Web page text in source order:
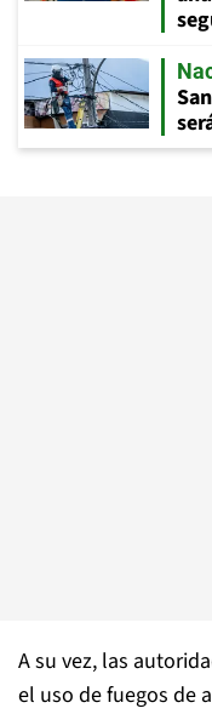
A su vez, las
el uso de fuegos de